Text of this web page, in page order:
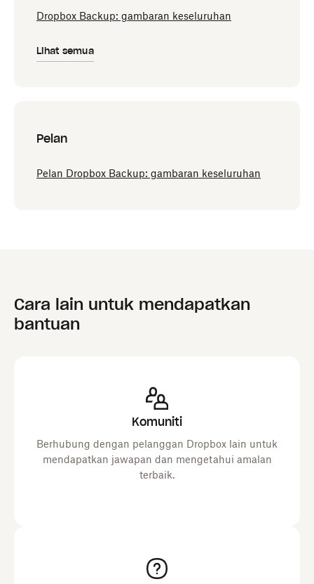
Dropbox Backup: gambaran keseluruhan
Lihat semua
Pelan
Pelan Dropbox Backup: gambaran keseluruhan
Cara lain untuk mendapatkan
bantuan
Komuniti
Berhubung dengan pelanggan Dropbox lain untuk
mendapatkan jawapan dan mengetahui amalan
terbaik.